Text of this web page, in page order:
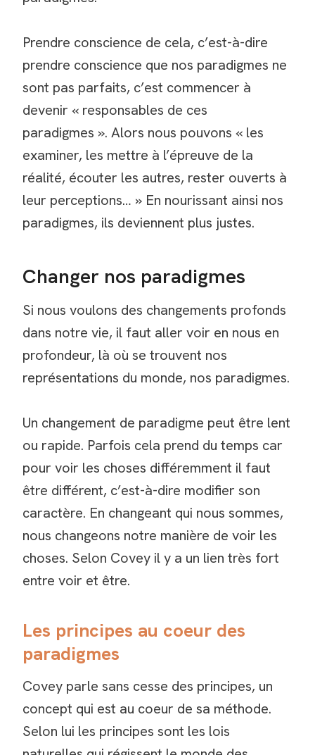
Prendre conscience de cela, c’est-à-dire
prendre conscience que nos paradigmes ne
sont pas parfaits, c’est commencer à
devenir « responsables de ces
paradigmes ». Alors nous pouvons « les
examiner, les mettre à l’épreuve de la
réalité, écouter les autres, rester ouverts à
leur perceptions… » En nourissant ainsi nos
paradigmes, ils deviennent plus justes.
Changer nos paradigmes
Si nous voulons des changements profonds
dans notre vie, il faut aller voir en nous en
profondeur, là où se trouvent nos
représentations du monde, nos paradigmes.
Un changement de paradigme peut être lent
ou rapide. Parfois cela prend du temps car
pour voir les choses différemment il faut
être différent, c’est-à-dire modifier son
caractère. En changeant qui nous sommes,
nous changeons notre manière de voir les
choses. Selon Covey il y a un lien très fort
entre voir et être.
Les principes au coeur des
paradigmes
Covey parle sans cesse des principes, un
concept qui est au coeur de sa méthode.
Selon lui les principes sont les lois